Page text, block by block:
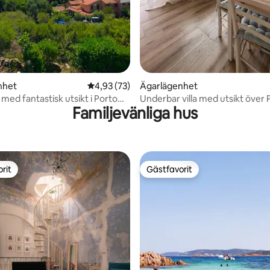
4,93 av 5 i genomsnittligt betyg, 73
4,93 (73)
fantastisk utsikt i Porto
Ägarlägenhet
Underbar villa med utsikt över
Caletta
Familjevänliga hus
betyg, 60 omdömen
Gästfavorit
Gästfavorit